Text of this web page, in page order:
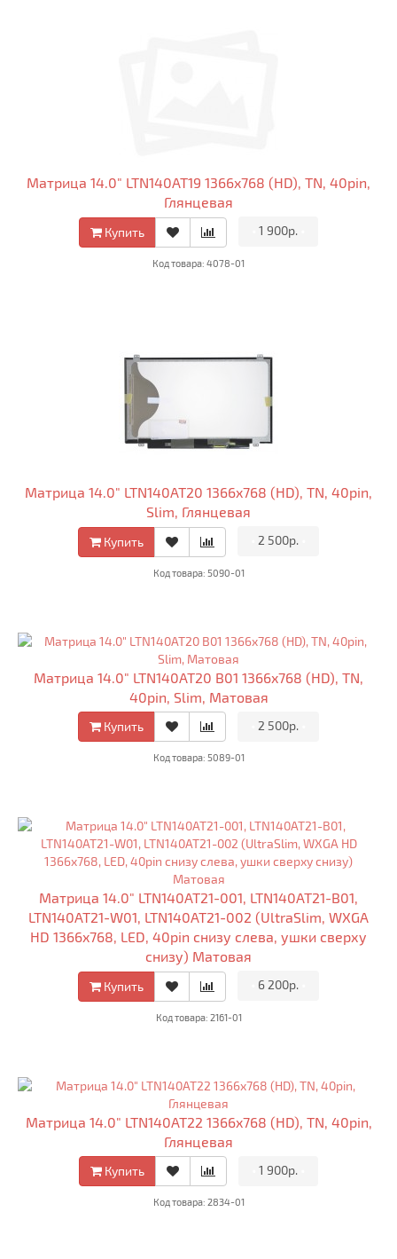
Матрица 14.0" LTN140AT19 1366x768 (HD), TN, 40pin,
Глянцевая
Купить 1 900р.
Код товара: 4078-01
Матрица 14.0" LTN140AT20 1366x768 (HD), TN, 40pin,
Slim, Глянцевая
Купить 2 500р.
Код товара: 5090-01
Матрица 14.0" LTN140AT20 B01 1366x768 (HD), TN,
40pin, Slim, Матовая
Купить 2 500р.
Код товара: 5089-01
Матрица 14.0" LTN140AT21-001, LTN140AT21-B01,
LTN140AT21-W01, LTN140AT21-002 (UltraSlim, WXGA
HD 1366x768, LED, 40pin снизу слева, ушки сверху
снизу) Матовая
Купить 6 200р.
Код товара: 2161-01
Матрица 14.0" LTN140AT22 1366x768 (HD), TN, 40pin,
Глянцевая
Купить 1 900р.
Код товара: 2834-01